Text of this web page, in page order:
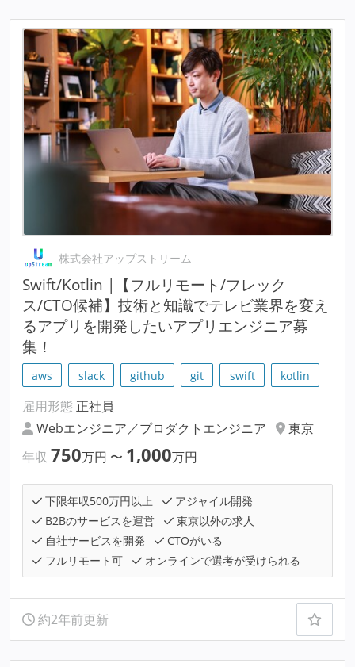
株式会社アップストリーム
Swift/Kotlin |【フルリモート/フレック
ス/CTO候補】技術と知識でテレビ業界を変え
るアプリを開発したいアプリエンジニア募
集！
aws slack github git swift kotlin
雇用形態 正社員
Webエンジニア／プロダクトエンジニア
東京
年収 750万円 〜 1,000万円
下限年収500万円以上
アジャイル開発
B2Bのサービスを運営
東京以外の求人
自社サービスを開発
CTOがいる
フルリモート可
オンラインで選考が受けられる
約2年前更新